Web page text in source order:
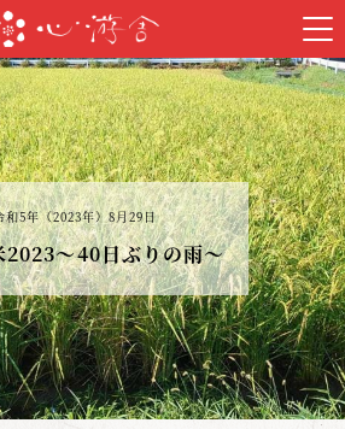
和5年（2023年）8月29日
2023～40日ぶりの雨～